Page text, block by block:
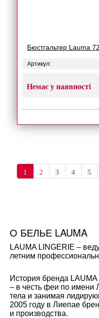
Бюстгальтер Lauma
Артикул:
Немає у наявності
1 2 3 4 5
О БЕЛЬЕ LAUMA
LAUMA LINGERIE –
летним
История бренда
– в честь феи по имени
тела и занимая
2005 году в Лиепае
и производства.